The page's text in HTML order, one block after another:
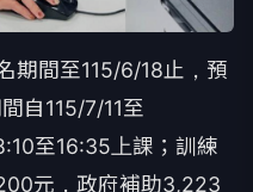
期間至115/6/18止，預
自115/7/11至
至16:35上課；訓練
元，政府補助3,223